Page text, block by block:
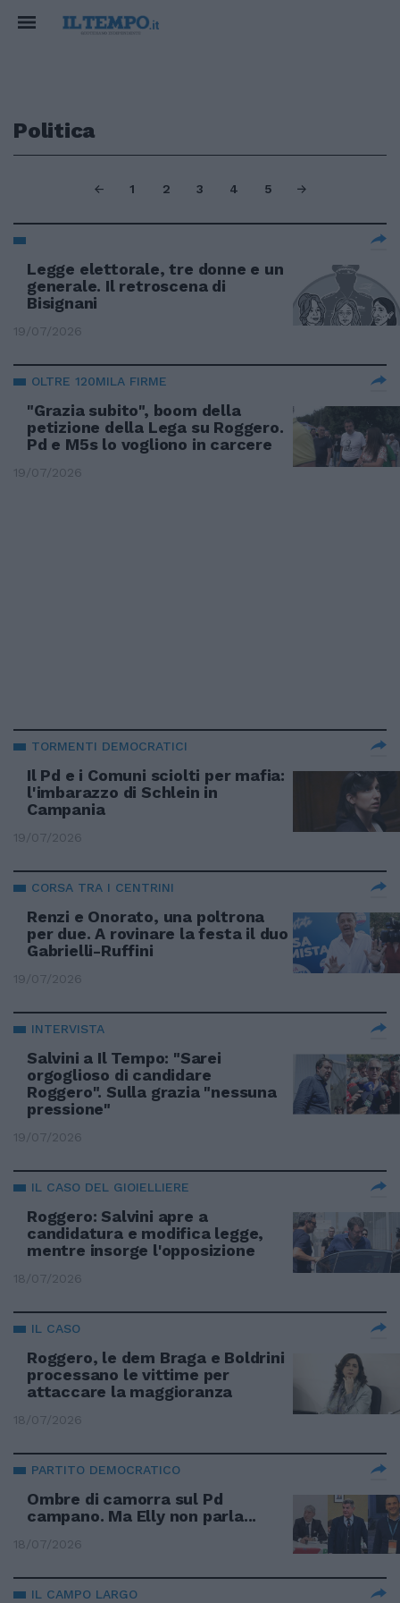
Politica
1 2 3 4 5
Legge elettorale, tre donne e un
generale. Il retroscena di
Bisignani
19/07/2026
OLTRE 120MILA FIRME
"Grazia subito", boom della
petizione della Lega su Roggero.
Pd e M5s lo vogliono in carcere
19/07/2026
TORMENTI DEMOCRATICI
Il Pd e i Comuni sciolti per mafia:
l'imbarazzo di Schlein in
Campania
19/07/2026
CORSA TRA I CENTRINI
Renzi e Onorato, una poltrona
per due. A rovinare la festa il duo
Gabrielli-Ruffini
19/07/2026
INTERVISTA
Salvini a Il Tempo: "Sarei
orgoglioso di candidare
Roggero". Sulla grazia "nessuna
pressione"
19/07/2026
IL CASO DEL GIOIELLIERE
Roggero: Salvini apre a
candidatura e modifica legge,
mentre insorge l'opposizione
18/07/2026
IL CASO
Roggero, le dem Braga e Boldrini
processano le vittime per
attaccare la maggioranza
18/07/2026
PARTITO DEMOCRATICO
Ombre di camorra sul Pd
campano. Ma Elly non parla...
18/07/2026
IL CAMPO LARGO